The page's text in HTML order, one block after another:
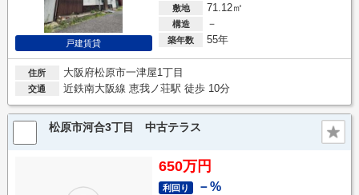
戸建賃貸
敷地 71.12㎡
構造 －
築年数 55年
住所 大阪府松原市一津屋1丁目
交通 近鉄南大阪線 恵我ノ荘駅 徒歩 10分
松原市河合3丁目 中古テラス
650万円
利回り －%